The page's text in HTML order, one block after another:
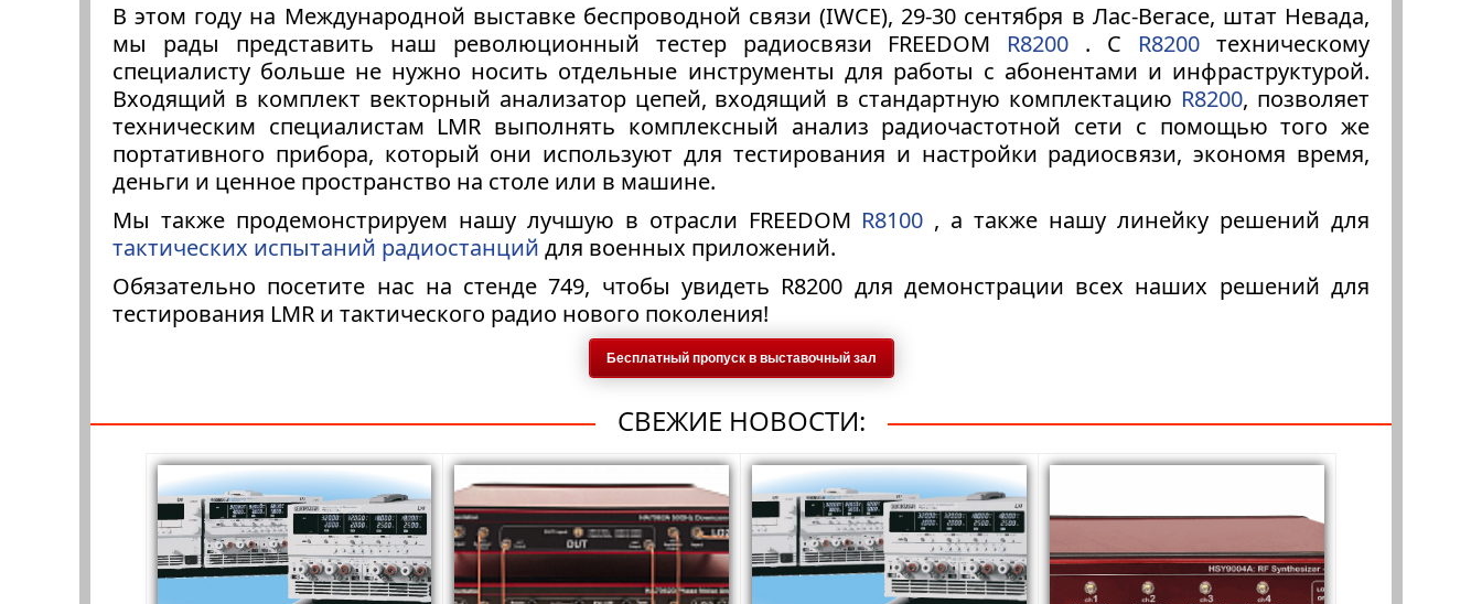
В этом году на Международной выставке беспроводной связи (IWCE), 29-30 сентября в Лас-Вегасе, штат Невада,
мы рады представить наш революционный тестер радиосвязи FREEDOM R8200 . С R8200 техническому
специалисту больше не нужно носить отдельные инструменты для работы с абонентами и инфраструктурой.
Входящий в комплект векторный анализатор цепей, входящий в стандартную комплектацию R8200, позволяет
техническим специалистам LMR выполнять комплексный анализ радиочастотной сети с помощью того же
портативного прибора, который они используют для тестирования и настройки радиосвязи, экономя время,
деньги и ценное пространство на столе или в машине.
Мы также продемонстрируем нашу лучшую в отрасли FREEDOM R8100 , а также нашу линейку решений для
тактических испытаний радиостанций для военных приложений.
Обязательно посетите нас на стенде 749, чтобы увидеть R8200 для демонстрации всех наших решений для
тестирования LMR и тактического радио нового поколения!
Бесплатный пропуск в выставочный зал
СВЕЖИЕ НОВОСТИ: